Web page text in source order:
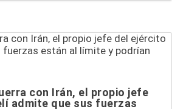
con Irán, el propio jefe
admite que sus fuerzas